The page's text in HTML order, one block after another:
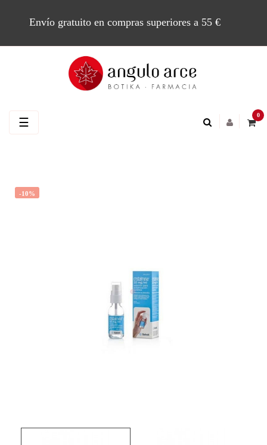
Envío gratuito en compras superiores a 55 €
0
Navegación
☰
-10%